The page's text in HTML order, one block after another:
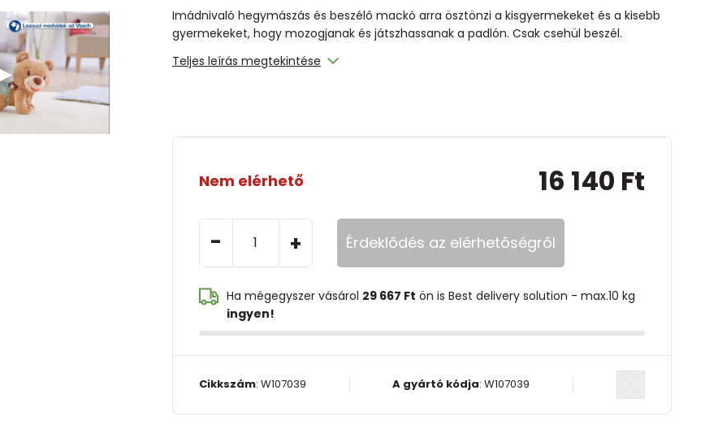
Imádnivaló hegymászás és beszélő mackó arra ösztönzi a kisgyermekeket és a kisebb
gyermekeket, hogy mozogjanak és játszhassanak a padlón. Csak csehül beszél.
Teljes leírás megtekintése
Nem elérhető 16 140 Ft
- + Érdeklõdés az elérhetõségrõl
Ha mégegyszer vásárol 29 667 Ft ön is Best delivery solution - max.10 kg
ingyen!
Cikkszám: W107039 A gyártó kódja:W107039